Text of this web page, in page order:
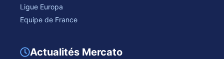
Ligue Europa
Equipe de France
Actualités Mercato